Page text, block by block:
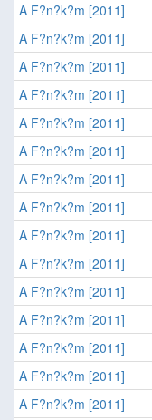
A F?n?k?m [2011]
A F?n?k?m [2011]
A F?n?k?m [2011]
A F?n?k?m [2011]
A F?n?k?m [2011]
A F?n?k?m [2011]
A F?n?k?m [2011]
A F?n?k?m [2011]
A F?n?k?m [2011]
A F?n?k?m [2011]
A F?n?k?m [2011]
A F?n?k?m [2011]
A F?n?k?m [2011]
A F?n?k?m [2011]
A F?n?k?m [2011]